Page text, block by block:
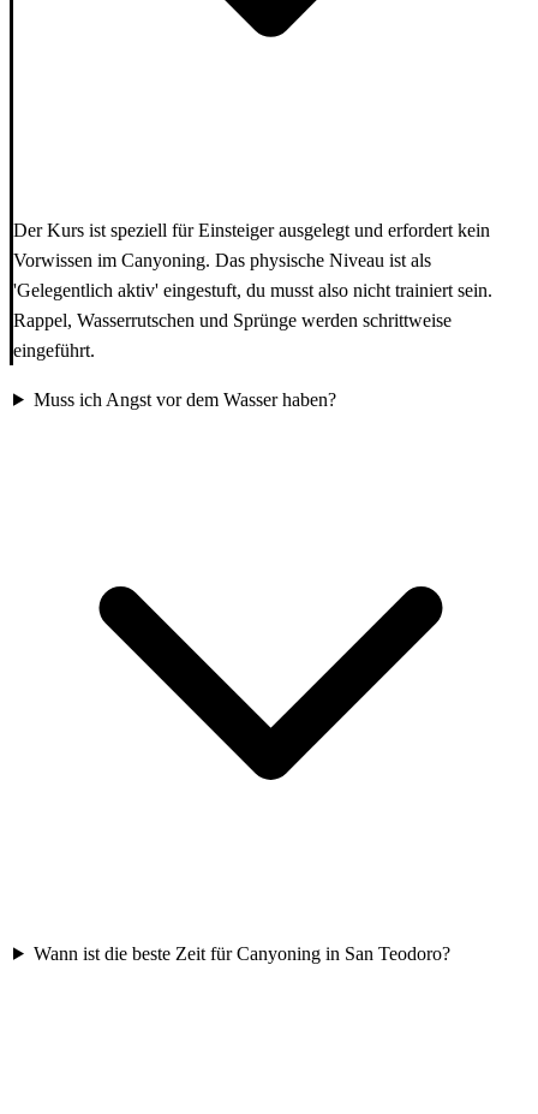
Der Kurs ist speziell für Einsteiger ausgelegt und erfordert kein
Vorwissen im Canyoning. Das physische Niveau ist als
'Gelegentlich aktiv' eingestuft, du musst also nicht trainiert sein.
Rappel, Wasserrutschen und Sprünge werden schrittweise
eingeführt.
Muss ich Angst vor dem Wasser haben?
Wann ist die beste Zeit für Canyoning in San Teodoro?